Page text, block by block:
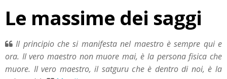
Le massime dei saggi
Il principio che si manifesta nel maestro è sempre qui e
ora. Il vero maestro non muore mai, è la persona fisica che
muore. Il vero maestro, il satguru che è dentro di noi, è la